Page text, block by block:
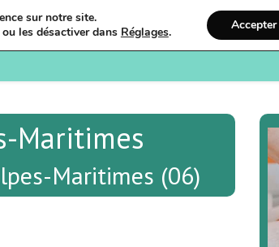
Bienvenue Ostéopathie
Maritimes
Maritimes (06)
sur notre site.
les désactiver dans Réglages. Accepter